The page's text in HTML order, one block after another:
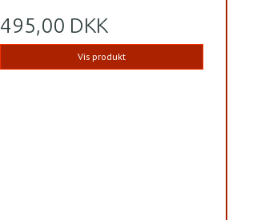
495,00 DKK
Vis produkt